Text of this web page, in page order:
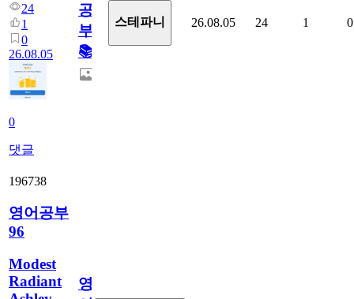
24
1
0
26.08.05
0
댓글
공
부!
📚
스테파니 26.08.05 24 1 0
196738
영어공부
96
Modest
Radiant
영